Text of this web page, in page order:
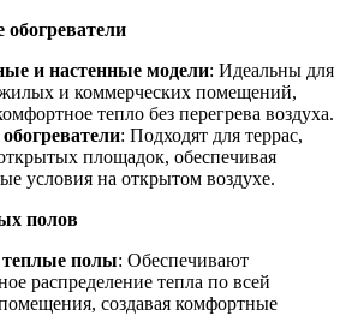
и настенные модели: Идеальны для
и коммерческих помещений,
тепло без перегрева воздуха.
: Подходят для террас,
площадок, обеспечивая
условия на открытом воздухе.
полов
полы: Обеспечивают
распределение тепла по всей
создавая комфортные